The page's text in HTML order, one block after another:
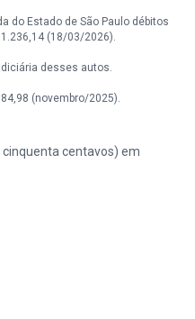
do Estado de São Paulo débitos
(18/03/2026).
desses autos.
(novembro/2025).
cinquenta centavos) em